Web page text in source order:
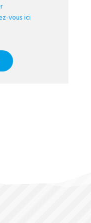
vous ici